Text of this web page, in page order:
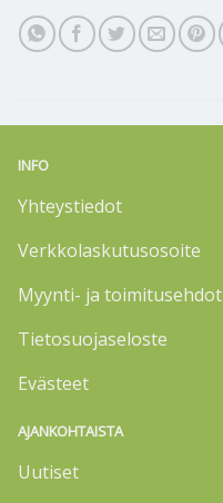
INFO
Yhteystiedot
Verkkolaskutusosoite
Myynti- ja toimitusehdot
Tietosuojaseloste
Evästeet
AJANKOHTAISTA
Uutiset